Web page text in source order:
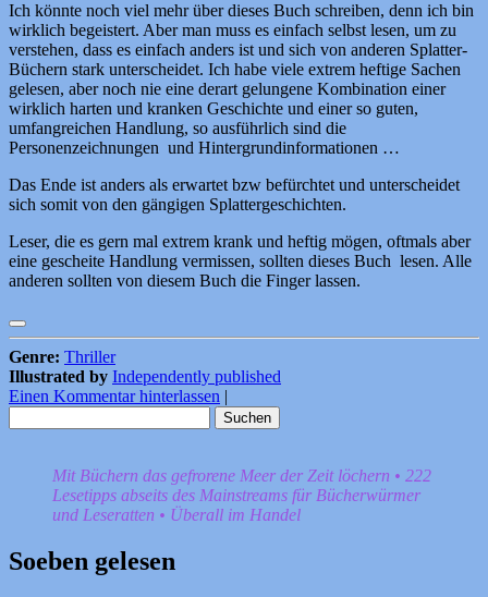
Ich könnte noch viel mehr über dieses Buch schreiben, denn ich bin
wirklich begeistert. Aber man muss es einfach selbst lesen, um zu
verstehen, dass es einfach anders ist und sich von anderen Splatter-
Büchern stark unterscheidet. Ich habe viele extrem heftige Sachen
gelesen, aber noch nie eine derart gelungene Kombination einer
wirklich harten und kranken Geschichte und einer so guten,
umfangreichen Handlung, so ausführlich sind die
Personenzeichnungen und Hintergrundinformationen …
Das Ende ist anders als erwartet bzw befürchtet und unterscheidet
sich somit von den gängigen Splattergeschichten.
Leser, die es gern mal extrem krank und heftig mögen, oftmals aber
eine gescheite Handlung vermissen, sollten dieses Buch lesen. Alle
anderen sollten von diesem Buch die Finger lassen.
Genre: Thriller
Illustrated by Independently published
Einen Kommentar hinterlassen
nach:
Mit Büchern das gefrorene Meer der Zeit löchern • 222
Lesetipps abseits des Mainstreams für Bücherwürmer
und Leseratten • Überall im Handel
Soeben gelesen